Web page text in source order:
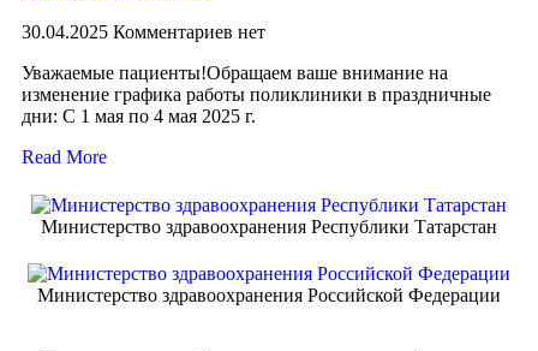
30.04.2025 Комментариев нет
Уважаемые пациенты!Обращаем ваше внимание на
изменение графика работы поликлиники в праздничные
дни: С 1 мая по 4 мая 2025 г.
Read More
Министерство здравоохранения Республики Татарстан
Министерство здравоохранения Российской Федерации